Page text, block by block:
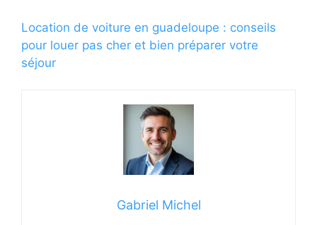
Location de voiture en guadeloupe : conseils
pour louer pas cher et bien préparer votre
séjour
Gabriel Michel